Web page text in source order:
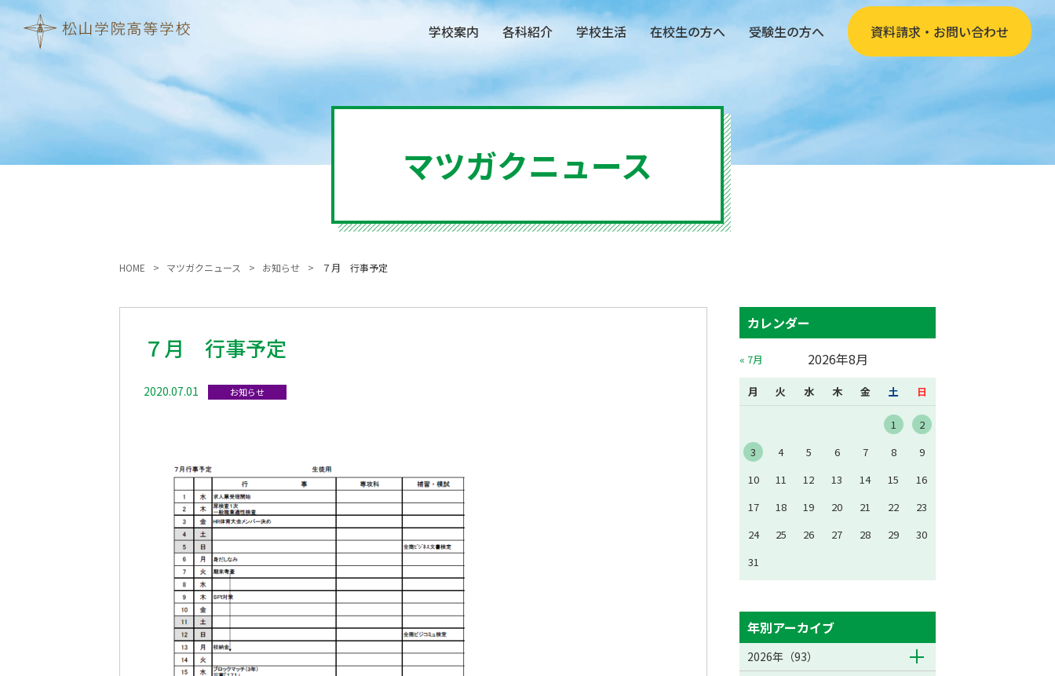
学校案内 各科紹介 学校生活 在校生の方へ 受験生の方へ 資料請求・お問い合わせ
マツガクニュース
HOME マツガクニュース お知らせ ７月 行事予定
７月 行事予定
2020.07.01 お知らせ
カレンダー
2026年8月
月 火 水 木 金 土 日
1
2
3
4 5 6 7 8
9
10
11 12 13 14 15
16
17
18 19 20 21 22
23
24
25 26 27 28 29
30
31
« 7月
年別アーカイブ
2026年（93）